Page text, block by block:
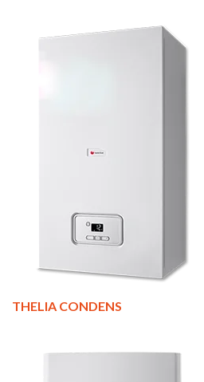
THELIA CONDENS